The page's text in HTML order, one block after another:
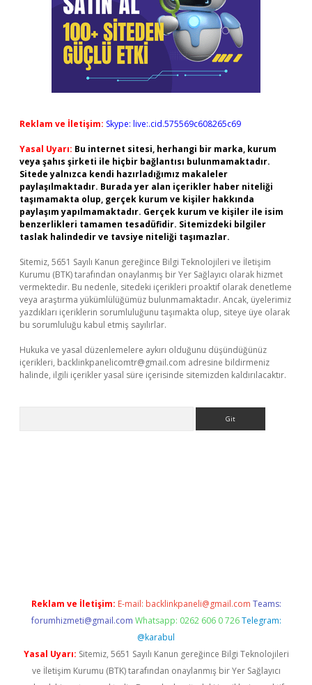
Reklam ve İletişim: Skype: live:.cid.575569c608265c69
Yasal Uyarı: Bu internet sitesi, herhangi bir marka, kurum
veya şahıs şirketi ile hiçbir bağlantısı bulunmamaktadır.
Sitede yalnızca kendi hazırladığımız makaleler
paylaşılmaktadır. Burada yer alan içerikler haber niteliği
taşımamakta olup, gerçek kurum ve kişiler hakkında
paylaşım yapılmamaktadır. Gerçek kurum ve kişiler ile isim
benzerlikleri tamamen tesadüfidir. Sitemizdeki bilgiler
taslak halindedir ve tavsiye niteliği taşımazlar.
Sitemiz, 5651 Sayılı Kanun gereğince Bilgi Teknolojileri ve İletişim
Kurumu (BTK) tarafından onaylanmış bir Yer Sağlayıcı olarak hizmet
vermektedir. Bu nedenle, sitedeki içerikleri proaktif olarak denetleme
veya araştırma yükümlülüğümüz bulunmamaktadır. Ancak, üyelerimiz
yazdıkları içeriklerin sorumluluğunu taşımakta olup, siteye üye olarak
bu sorumluluğu kabul etmiş sayılırlar.
Hukuka ve yasal düzenlemelere aykırı olduğunu düşündüğünüz
içerikleri, backlinkpanelicomtr@gmail.com adresine bildirmeniz
halinde, ilgili içerikler yasal süre içerisinde sitemizden kaldırılacaktır.
Reklam ve İletişim: E-mail: backlinkpaneli@gmail.com Teams:
forumhizmeti@gmail.com Whatsapp: 0262 606 0 726 Telegram:
@karabul
Yasal Uyarı: Sitemiz, 5651 Sayılı Kanun gereğince Bilgi Teknolojileri
ve İletişim Kurumu (BTK) tarafından onaylanmış bir Yer Sağlayıcı